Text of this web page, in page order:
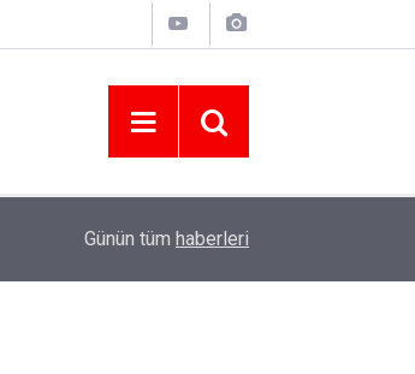
YENİ PARTİ ALTINORDU’DA KURUCU
Günün tüm haberleri